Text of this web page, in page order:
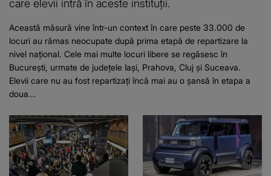
care elevii intră în aceste instituții.
Această măsură vine într-un context în care peste 33.000 de
locuri au rămas neocupate după prima etapă de repartizare la
nivel național. Cele mai multe locuri libere se regăsesc în
București, urmate de județele Iași, Prahova, Cluj și Suceava.
Elevii care nu au fost repartizați încă mai au o șansă în etapa a
doua...